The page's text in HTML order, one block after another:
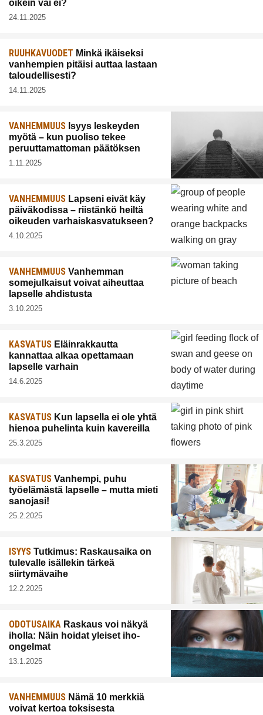
oikein vai ei?
24.11.2025
RUUHKAVUODET Minkä ikäiseksi
vanhempien pitäisi auttaa lastaan
taloudellisesti?
14.11.2025
VANHEMMUUS Isyys leskeyden
myötä – kun puoliso tekee
peruuttamattoman päätöksen
1.11.2025
VANHEMMUUS Lapseni eivät käy
päiväkodissa – riistänkö heiltä
oikeuden varhaiskasvatukseen?
4.10.2025
VANHEMMUUS Vanhemman
somejulkaisut voivat aiheuttaa
lapselle ahdistusta
3.10.2025
KASVATUS Eläinrakkautta
kannattaa alkaa opettamaan
lapselle varhain
14.6.2025
KASVATUS Kun lapsella ei ole yhtä
hienoa puhelinta kuin kavereilla
25.3.2025
KASVATUS Vanhempi, puhu
työelämästä lapselle – mutta mieti
sanojasi!
25.2.2025
ISYYS Tutkimus: Raskausaika on
tulevalle isällekin tärkeä
siirtymävaihe
12.2.2025
ODOTUSAIKA Raskaus voi näkyä
iholla: Näin hoidat yleiset iho-
ongelmat
13.1.2025
VANHEMMUUS Nämä 10 merkkiä
voivat kertoa toksisesta